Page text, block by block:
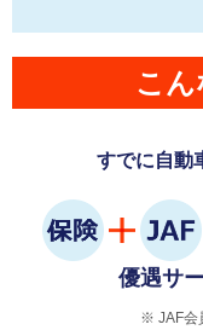
こん
すでに自動
優遇サ
JAF会